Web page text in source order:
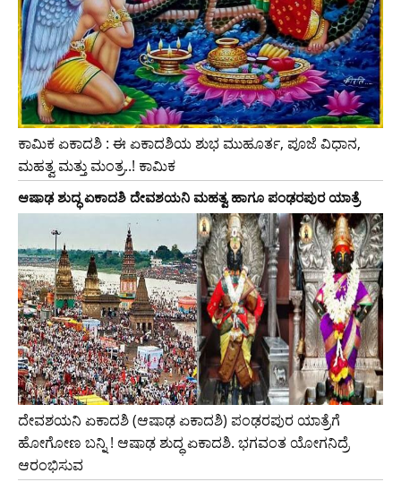
ಕಾಮಿಕ ಏಕಾದಶಿ : ಈ ಏಕಾದಶಿಯ ಶುಭ ಮುಹೂರ್ತ, ಪೂಜೆ ವಿಧಾನ,
ಮಹತ್ವ ಮತ್ತು ಮಂತ್ರ..! ಕಾಮಿಕ
ಆಷಾಢ ಶುದ್ಧ ಏಕಾದಶಿ ದೇವಶಯನಿ ಮಹತ್ವ ಹಾಗೂ ಪಂಢರಪುರ ಯಾತ್ರೆ
ದೇವಶಯನಿ ಏಕಾದಶಿ (ಆಷಾಢ ಏಕಾದಶಿ) ಪಂಢರಪುರ ಯಾತ್ರೆಗೆ
ಹೋಗೋಣ ಬನ್ನಿ ! ಆಷಾಢ ಶುದ್ಧ ಏಕಾದಶಿ. ಭಗವಂತ ಯೋಗನಿದ್ರೆ
ಆರಂಭಿಸುವ